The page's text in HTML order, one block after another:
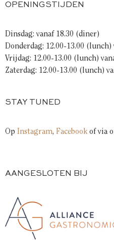
OPENINGSTIJDEN
Dinsdag: vanaf 18.30 (diner)
Donderdag: 12.00-13.00 (lunch)
Vrijdag: 12.00-13.00 (lunch)
Zaterdag: 12.00-13.00 (lunch)
STAY TUNED
Op Instagram, Facebookof via
AANGESLOTEN BIJ